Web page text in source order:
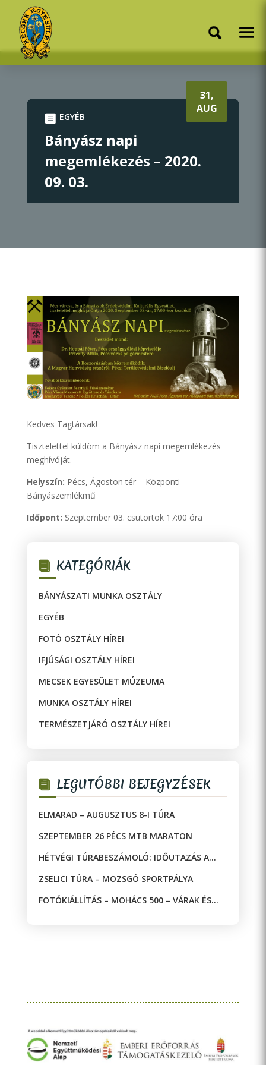
31,
AUG
EGYÉB
Bányász napi
megemlékezés – 2020.
09. 03.
Kedves Tagtársak!
Tisztelettel küldöm a Bányász napi megemlékezés
meghívóját.
Helyszín: Pécs, Ágoston tér – Központi
Bányászemlékmű
Időpont: Szeptember 03. csütörtök 17:00 óra
KATEGÓRIÁK
BÁNYÁSZATI MUNKA OSZTÁLY
EGYÉB
FOTÓ OSZTÁLY HÍREI
IFJÚSÁGI OSZTÁLY HÍREI
MECSEK EGYESÜLET MÚZEUMA
MUNKA OSZTÁLY HÍREI
TERMÉSZETJÁRÓ OSZTÁLY HÍREI
LEGUTÓBBI BEJEGYZÉSEK
ELMARAD – AUGUSZTUS 8-I TÚRA
SZEPTEMBER 26 PÉCS MTB MARATON
HÉTVÉGI TÚRABESZÁMOLÓ: IDŐUTAZÁS A
ZSELICI TÚRA – MOZSGÓ SPORTPÁLYA
FOTÓKIÁLLÍTÁS – MOHÁCS 500 – VÁRAK ÉS